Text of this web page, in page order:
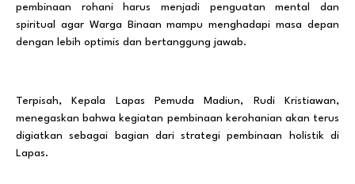
pembinaan rohani harus menjadi penguatan mental dan
spiritual agar Warga Binaan mampu menghadapi masa depan
dengan lebih optimis dan bertanggung jawab.
Terpisah, Kepala Lapas Pemuda Madiun, Rudi Kristiawan,
menegaskan bahwa kegiatan pembinaan kerohanian akan terus
digiatkan sebagai bagian dari strategi pembinaan holistik di
Lapas.